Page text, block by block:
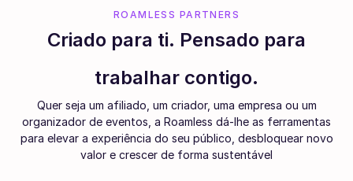
ROAMLESS PARTNERS
Criado para ti. Pensado para
trabalhar contigo.
Quer seja um afiliado, um criador, uma empresa ou um
organizador de eventos, a Roamless dá-lhe as ferramentas
para elevar a experiência do seu público, desbloquear novo
valor e crescer de forma sustentável